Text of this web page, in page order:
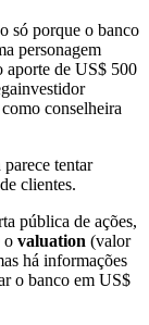
só porque o banco
personagem
aporte de US$ 500
como conselheira
tentar
clientes.
pública de ações,
o valuation (valor
há informações
o banco em US$